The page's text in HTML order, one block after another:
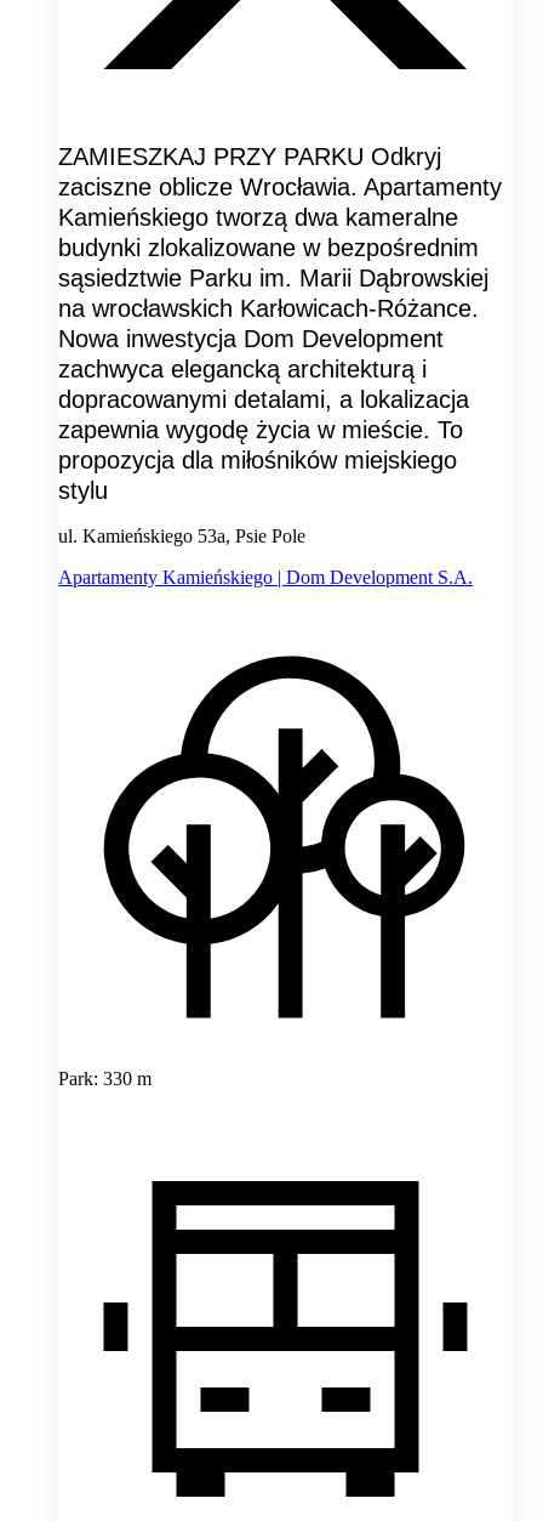
ZAMIESZKAJ PRZY PARKU Odkryj
zaciszne oblicze Wrocławia. Apartamenty
Kamieńskiego tworzą dwa kameralne
budynki zlokalizowane w bezpośrednim
sąsiedztwie Parku im. Marii Dąbrowskiej
na wrocławskich Karłowicach-Różance.
Nowa inwestycja Dom Development
zachwyca elegancką architekturą i
dopracowanymi detalami, a lokalizacja
zapewnia wygodę życia w mieście. To
propozycja dla miłośników miejskiego
stylu
ul. Kamieńskiego 53a, Psie Pole
Apartamenty Kamieńskiego | Dom Development S.A.
Park: 330 m